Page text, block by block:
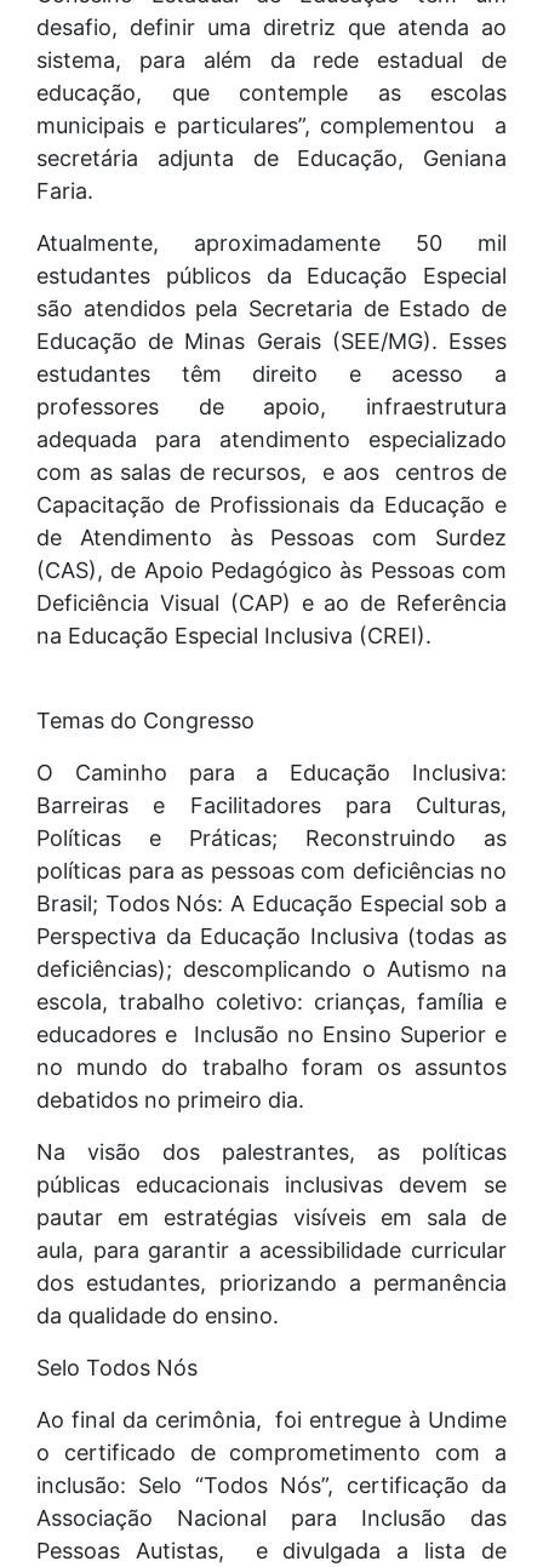
desafio, definir uma diretriz que atenda ao
sistema, para além da rede estadual de
educação, que contemple as escolas
municipais e particulares”, complementou a
secretária adjunta de Educação, Geniana
Faria.
Atualmente, aproximadamente 50 mil
estudantes públicos da Educação Especial
são atendidos pela Secretaria de Estado de
Educação de Minas Gerais (SEE/MG). Esses
estudantes têm direito e acesso a
professores de apoio, infraestrutura
adequada para atendimento especializado
com as salas de recursos, e aos centros de
Capacitação de Profissionais da Educação e
de Atendimento às Pessoas com Surdez
(CAS), de Apoio Pedagógico às Pessoas com
Deficiência Visual (CAP) e ao de Referência
na Educação Especial Inclusiva (CREI).
Temas do Congresso
O Caminho para a Educação Inclusiva:
Barreiras e Facilitadores para Culturas,
Políticas e Práticas; Reconstruindo as
políticas para as pessoas com deficiências no
Brasil; Todos Nós: A Educação Especial sob a
Perspectiva da Educação Inclusiva (todas as
deficiências); descomplicando o Autismo na
escola, trabalho coletivo: crianças, família e
educadores e Inclusão no Ensino Superior e
no mundo do trabalho foram os assuntos
debatidos no primeiro dia.
Na visão dos palestrantes, as políticas
públicas educacionais inclusivas devem se
pautar em estratégias visíveis em sala de
aula, para garantir a acessibilidade curricular
dos estudantes, priorizando a permanência
da qualidade do ensino.
Selo Todos Nós
Ao final da cerimônia, foi entregue à Undime
o certificado de comprometimento com a
inclusão: Selo “Todos Nós”, certificação da
Associação Nacional para Inclusão das
Pessoas Autistas, e divulgada a lista de